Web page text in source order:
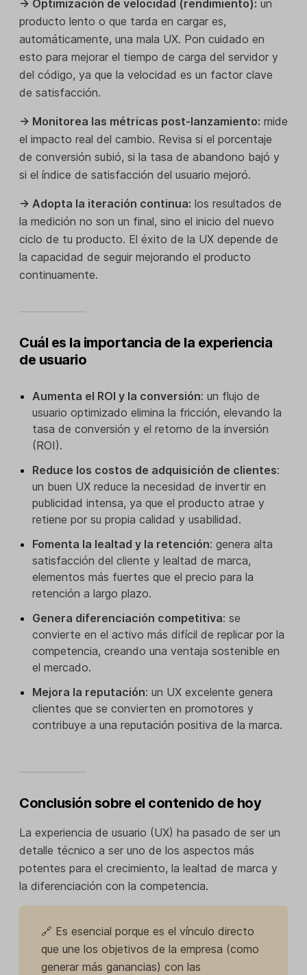
→ Optimización de velocidad (rendimiento): un
producto lento o que tarda en cargar es,
automáticamente, una mala UX. Pon cuidado en
esto para mejorar el tiempo de carga del servidor y
del código, ya que la velocidad es un factor clave
de satisfacción.
→ Monitorea las métricas post-lanzamiento: mide
el impacto real del cambio. Revisa si el porcentaje
de conversión subió, si la tasa de abandono bajó y
si el índice de satisfacción del usuario mejoró.
→ Adopta la iteración continua: los resultados de
la medición no son un final, sino el inicio del nuevo
ciclo de tu producto. El éxito de la UX depende de
la capacidad de seguir mejorando el producto
continuamente.
Cuál es la importancia de la experiencia
de usuario
Aumenta el ROI y la conversión: un flujo de
usuario optimizado elimina la fricción, elevando la
tasa de conversión y el retorno de la inversión
(ROI).
Reduce los costos de adquisición de clientes:
un buen UX reduce la necesidad de invertir en
publicidad intensa, ya que el producto atrae y
retiene por su propia calidad y usabilidad.
Fomenta la lealtad y la retención: genera alta
satisfacción del cliente y lealtad de marca,
elementos más fuertes que el precio para la
retención a largo plazo.
Genera diferenciación competitiva: se
convierte en el activo más difícil de replicar por la
competencia, creando una ventaja sostenible en
el mercado.
Mejora la reputación: un UX excelente genera
clientes que se convierten en promotores y
contribuye a una reputación positiva de la marca.
Conclusión sobre el contenido de hoy
La experiencia de usuario (UX) ha pasado de ser un
detalle técnico a ser uno de los aspectos más
potentes para el crecimiento, la lealtad de marca y
la diferenciación con la competencia.
🔗 Es esencial porque es el vínculo directo
que une los objetivos de la empresa (como
generar más ganancias) con las